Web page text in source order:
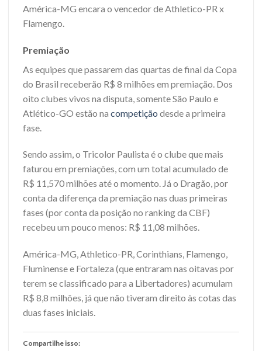
América-MG encara o vencedor de Athletico-PR x
Flamengo.
Premiação
As equipes que passarem das quartas de final da Copa
do Brasil receberão R$ 8 milhões em premiação. Dos
oito clubes vivos na disputa, somente São Paulo e
Atlético-GO estão na competição desde a primeira
fase.
Sendo assim, o Tricolor Paulista é o clube que mais
faturou em premiações, com um total acumulado de
R$ 11,570 milhões até o momento. Já o Dragão, por
conta da diferença da premiação nas duas primeiras
fases (por conta da posição no ranking da CBF)
recebeu um pouco menos: R$ 11,08 milhões.
América-MG, Athletico-PR, Corinthians, Flamengo,
Fluminense e Fortaleza (que entraram nas oitavas por
terem se classificado para a Libertadores) acumulam
R$ 8,8 milhões, já que não tiveram direito às cotas das
duas fases iniciais.
Compartilhe isso: